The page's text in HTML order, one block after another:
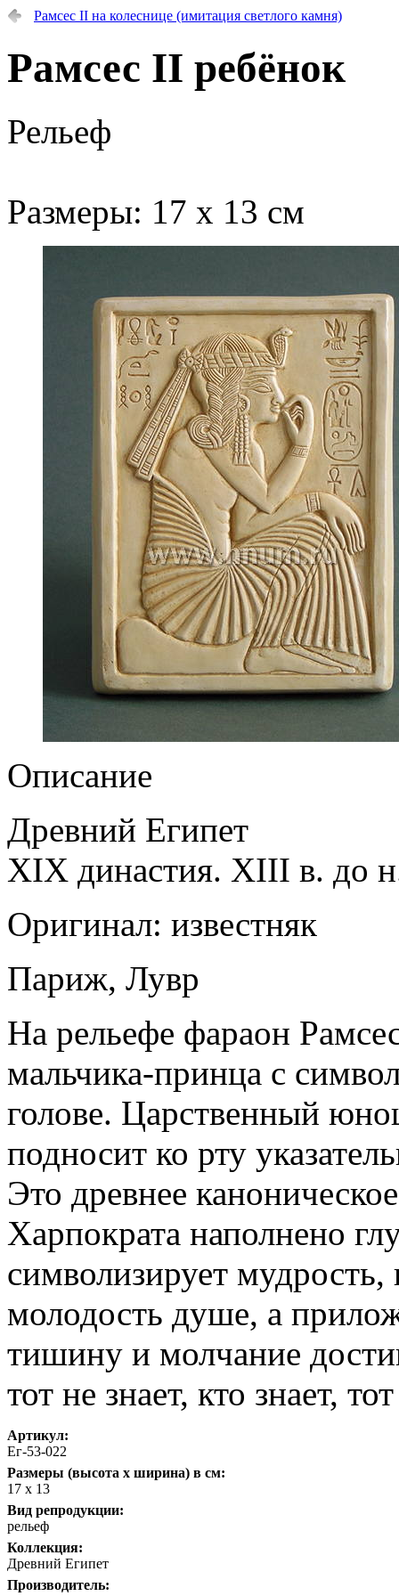
Рамсес II на колеснице (имитация светлого камня)
Рамсес II ребёнок
Рельеф
Размеры: 17 х 13 см
Описание
Древний Египет
XIX династия. XIII в. до
Оригинал: известняк
Париж, Лувр
На рельефе фараон
мальчика-принца с
голове. Царственный
подносит ко рту
Это древнее
Харпократа наполнено
символизирует мудрость,
молодость душе, а
тишину и молчание
тот не знает, кто знает,
Артикул:
Ег-53-022
Размеры (высота х ширина) в см:
17 х 13
Вид репродукции:
рельеф
Коллекция:
Древний Египет
Производитель: